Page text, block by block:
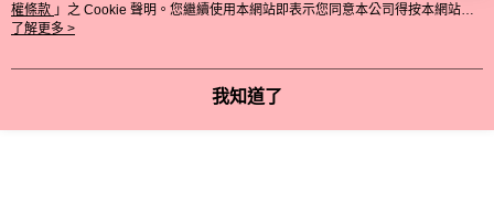
權條款 」之 Cookie 聲明。您繼續使用本網站即表示您同意本公司得按本網站使
用條款之 Cookie 聲明使用 cookie。
了解更多 >
我知道了